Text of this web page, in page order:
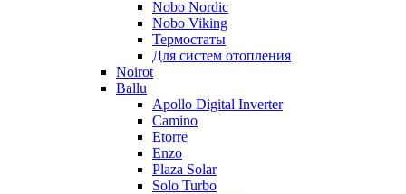
Nobo Nordic
Nobo Viking
Термостаты
Для систем отопления
Noirot
Ballu
Apollo Digital Inverter
Camino
Etorre
Enzo
Plaza Solar
Solo Turbo